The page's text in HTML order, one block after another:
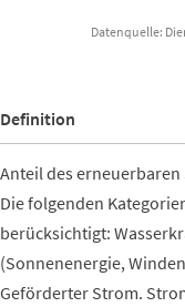
Datenquelle:
Definition
Anteil des
Die folgenden
berücksichtigt:
(Sonnenenergie,
Geförderter Strom.